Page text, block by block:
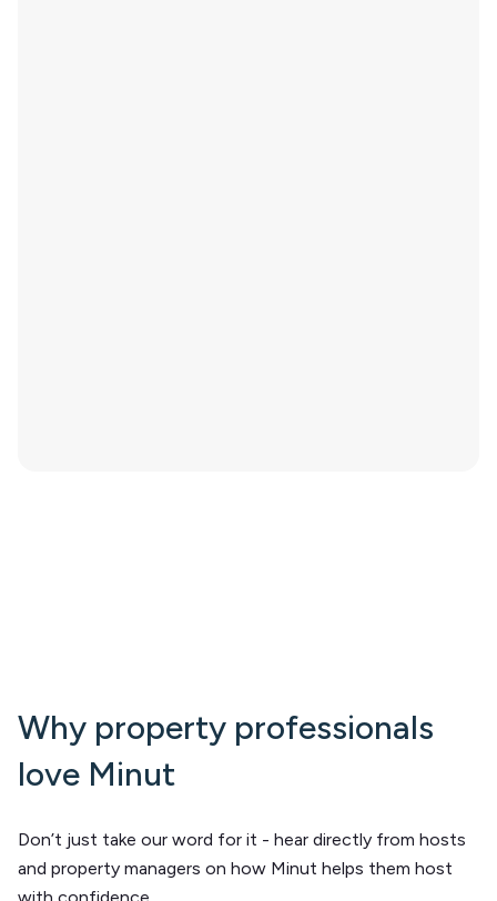
Why property professionals
love Minut
Don’t just take our word for it - hear directly from hosts
and property managers on how Minut helps them host